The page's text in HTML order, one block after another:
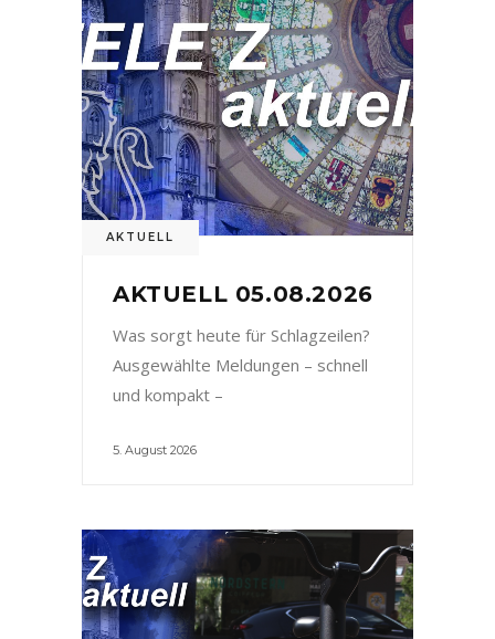
AKTUELL
AKTUELL 05.08.2026
Was sorgt heute für Schlagzeilen?
Ausgewählte Meldungen – schnell
und kompakt –
5. August 2026